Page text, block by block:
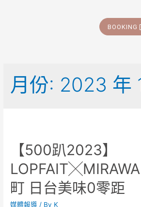
BOOKING
月份: 2023 年
【500趴2023】
町 日台美味0零距
媒體報導 / By K